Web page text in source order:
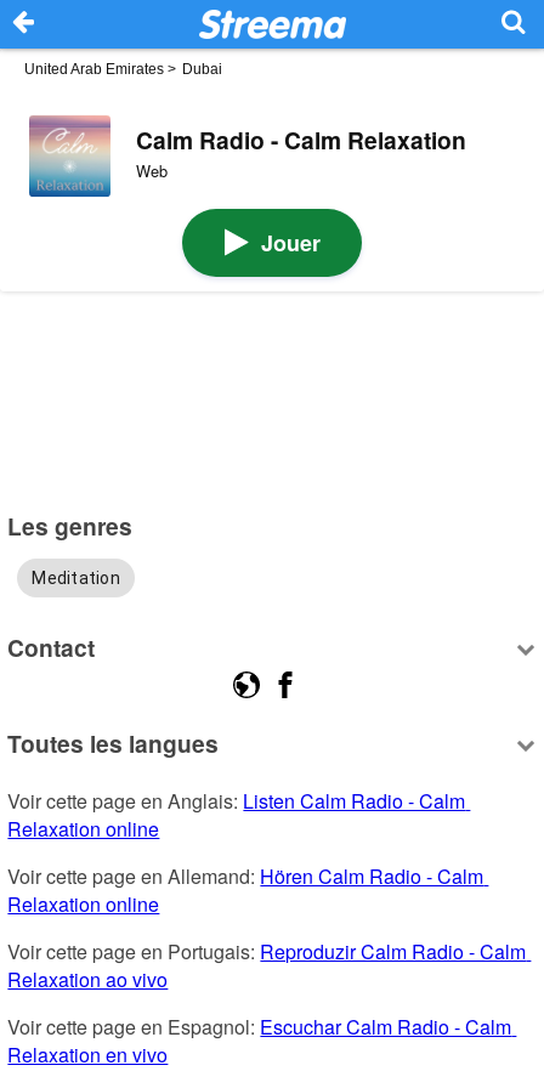
United Arab Emirates > Dubai
Calm Radio - Calm Relaxation
Web
Jouer
Les genres
Meditation
Contact
Toutes les langues
Voir cette page en Anglais: Listen Calm Radio - Calm
Relaxation online
Voir cette page en Allemand: Hören Calm Radio - Calm
Relaxation online
Voir cette page en Portugais: Reproduzir Calm Radio - Calm
Relaxation ao vivo
Voir cette page en Espagnol: Escuchar Calm Radio - Calm
Relaxation en vivo